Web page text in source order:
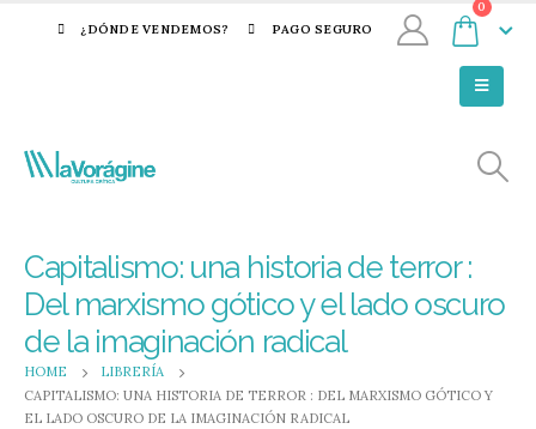
¿DÓNDE VENDEMOS? PAGO SEGURO
0
Capitalismo: una historia de terror :
Del marxismo gótico y el lado oscuro
de la imaginación radical
HOME
LIBRERÍA
CAPITALISMO: UNA HISTORIA DE TERROR : DEL MARXISMO GÓTICO Y
EL LADO OSCURO DE LA IMAGINACIÓN RADICAL